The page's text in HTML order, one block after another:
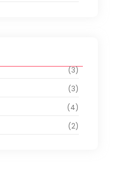
(3)
(3)
(4)
(2)